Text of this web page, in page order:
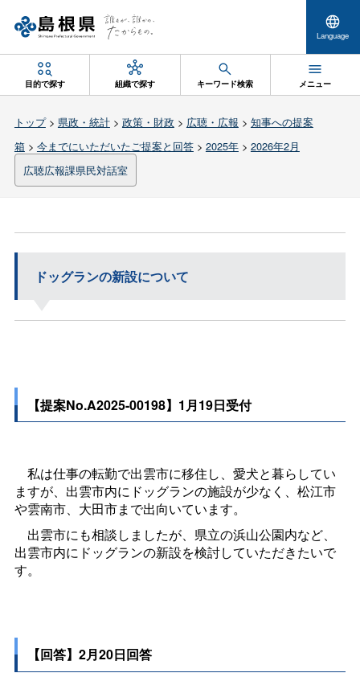
Language
目的で探す 組織で探す キーワード検索 メニュー
トップ> 県政・統計> 政策・財政 > 広聴・広報 > 知事への提案
箱> 今までにいただいたご提案と回答> 2025年> 2026年2月
広聴広報課県民対話室
ドッグランの新設について
【提案No.A2025-00198】1月19日受付
私は仕事の転勤で出雲市に移住し、愛犬と暮らしてい
ますが、出雲市内にドッグランの施設が少なく、松江市
や雲南市、大田市まで出向いています。
出雲市にも相談しましたが、県立の浜山公園内など、
出雲市内にドッグランの新設を検討していただきたいで
す。
【回答】2月20日回答